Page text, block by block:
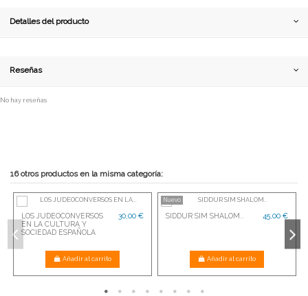
Detalles del producto
Reseñas
No hay reseñas
16 otros productos en la misma categoría:
LOS JUDEOCONVERSOS
EN LA CULTURA Y
SOCIEDAD ESPAÑOLA
30,00 €
Añadir al carrito
Nuevo
SIDDUR SIM SHALOM.. 45,00 €
Añadir al carrito